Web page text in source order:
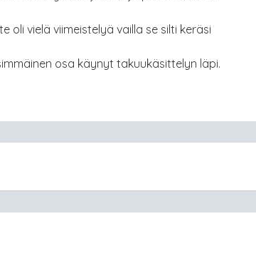
oli vielä viimeistelyä vailla se silti keräsi
osa käynyt takuukäsittelyn läpi.